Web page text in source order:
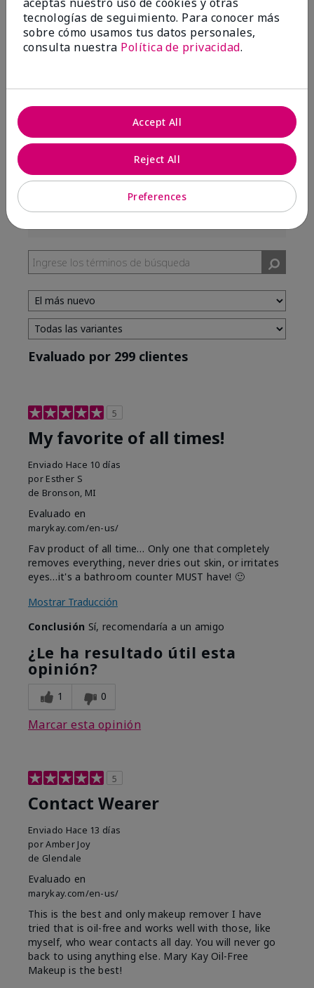
99%
de los encuestados recomendaría a un amigo.
4 estrellas
7
2 estrellas
0
Tono De Piel
por
Tono
de
piel
Evaluado por 299 clientes
5
My favorite of all times!
Enviado Hace 10 días
por Esther S
de Bronson, MI
Evaluado en
marykay.com/en-us/
Fav product of all time… Only one that completely
removes everything, never dries out skin, or irritates
eyes…it's a bathroom counter MUST have! 🙂
Mostrar Traducción
Conclusión Sí, recomendaría a un amigo
¿Le ha resultado útil esta
opinión?
1 0
Marcar esta opinión
5
Contact Wearer
Enviado Hace 13 días
porAmber Joy
de Glendale
Evaluado en
marykay.com/en-us/
This is the best and only makeup remover I have
tried that is oil-free and works well with those, like
myself, who wear contacts all day. You will never go
back to using anything else. Mary Kay Oil-Free
Makeup is the best!
tecnologías de seguimiento. Para conocer más
sobre cómo usamos tus datos personales,
consulta nuestra Política de privacidad.
Preferences
Reject All
Accept All